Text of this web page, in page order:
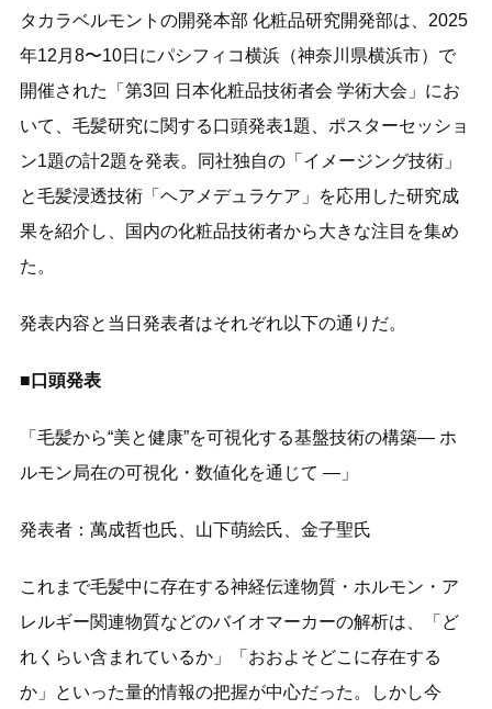
タカラベルモントの開発本部 化粧品研究開発部は、2025
年12月8〜10日にパシフィコ横浜（神奈川県横浜市）で
開催された「第3回 日本化粧品技術者会 学術大会」にお
いて、毛髪研究に関する口頭発表1題、ポスターセッショ
ン1題の計2題を発表。同社独自の「イメージング技術」
と毛髪浸透技術「ヘアメデュラケア」を応用した研究成
果を紹介し、国内の化粧品技術者から大きな注目を集め
た。
発表内容と当日発表者はそれぞれ以下の通りだ。
■口頭発表
「⽑髪から“美と健康”を可視化する基盤技術の構築― ホ
ルモン局在の可視化・数値化を通じて ―」
発表者：萬成哲也氏、山下萌絵氏、金子聖氏
これまで毛髪中に存在する神経伝達物質・ホルモン・ア
レルギー関連物質などのバイオマーカーの解析は、「ど
れくらい含まれているか」「おおよそどこに存在する
か」といった量的情報の把握が中心だった。しかし今